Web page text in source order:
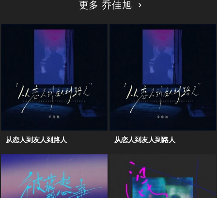
更多 乔佳旭
从恋人到友人到路人 从恋人到友人到路人